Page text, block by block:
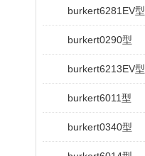
burkert6281EV型
burkert0290型
burkert6213EV型
burkert6011型
burkert0340型